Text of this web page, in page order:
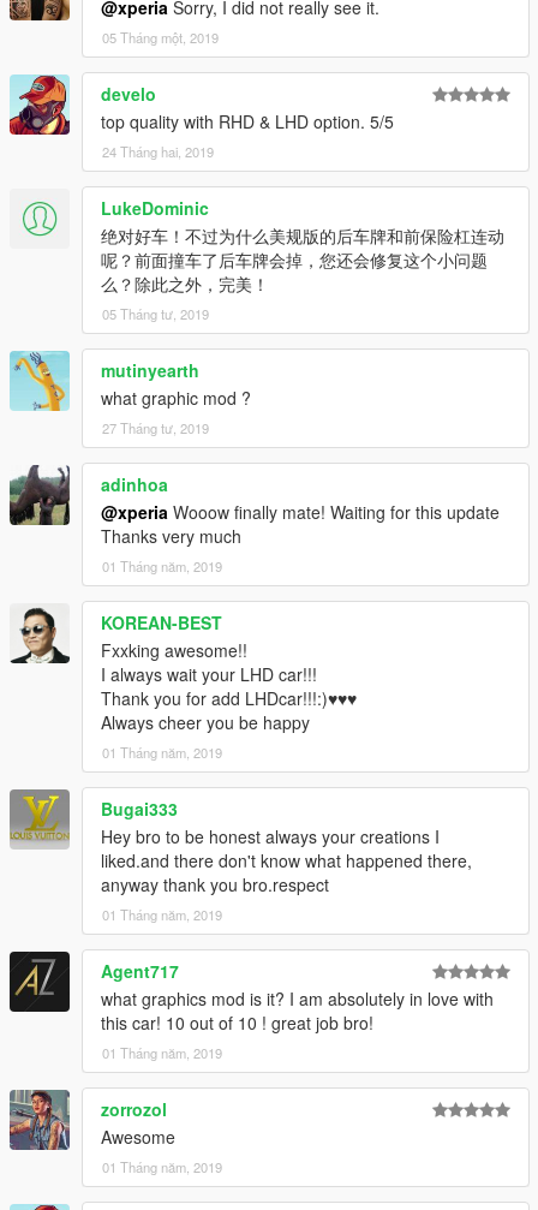
----------------------------------------------------------------
Contact:
Email: 602411616@qq.com
YFT IS LOCKED. ANY MODIFICATION TO YFT IS NOT
ALLOWED.
Not for commercial promotion.
Do not reupload this mod on any webside without my
authorization.
If you find any bugs or errors,(except I found) or you have and
suggest to make it better, please report to me.
----------------------------------------------------------------
Powered by Backfire Workshop.
Official QQ Group: 1065828383
----------------------------------------------------------------
[Backfire Workshop]
@xperia Sorry, I did not really see it.
05 Tháng một, 2019
develo
top quality with RHD & LHD option. 5/5
24 Tháng hai, 2019
LukeDominic
绝对好车！不过为什么美规版的后车牌和前保险杠连动
呢？前面撞车了后车牌会掉，您还会修复这个小问题
么？除此之外，完美！
05 Tháng tư, 2019
mutinyearth
what graphic mod ?
27 Tháng tư, 2019
adinhoa
@xperia Wooow finally mate! Waiting for this update
Thanks very much
01 Tháng năm, 2019
KOREAN-BEST
Fxxking awesome!!
I always wait your LHD car!!!
Thank you for add LHDcar!!!:)♥♥♥
Always cheer you be happy
01 Tháng năm, 2019
Bugai333
Hey bro to be honest always your creations I
liked.and there don't know what happened there,
anyway thank you bro.respect
01 Tháng năm, 2019
Agent717
what graphics mod is it? I am absolutely in love with
this car! 10 out of 10 ! great job bro!
01 Tháng năm, 2019
zorrozol
Awesome
01 Tháng năm, 2019